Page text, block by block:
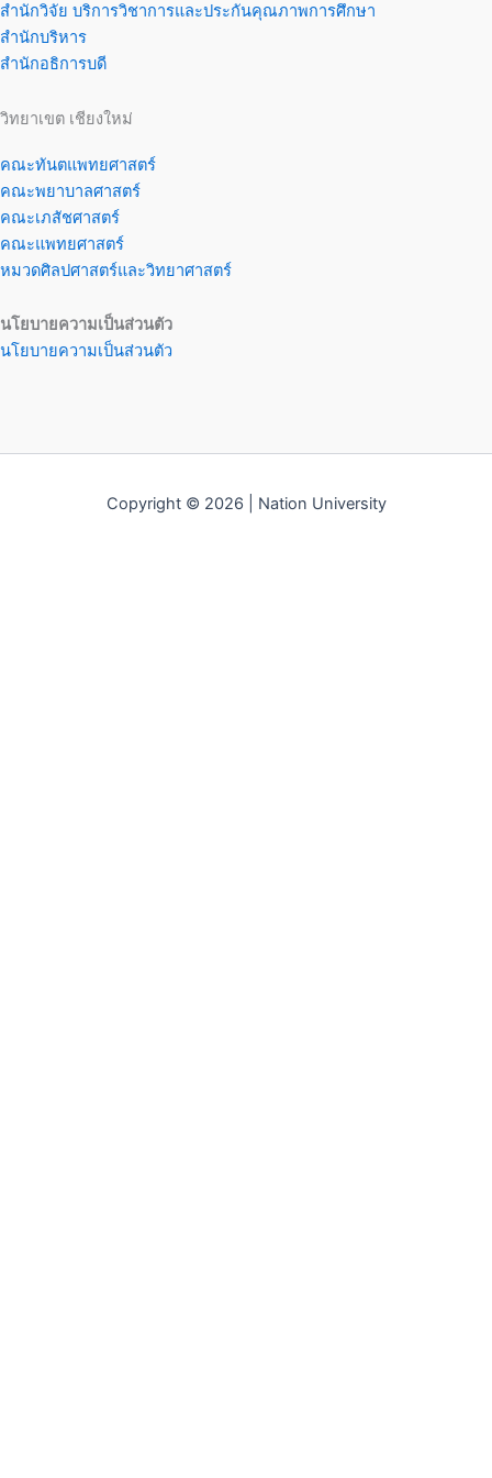
สำนักวิจัย บริการวิชาการและประกันคุณภาพการศึกษา
สำนักบริหาร
สำนักอธิการบดี
วิทยาเขต เชียงใหม่
คณะทันตแพทยศาสตร์
คณะพยาบาลศาสตร์
คณะเภสัชศาสตร์
คณะแพทยศาสตร์
หมวดศิลปศาสตร์และวิทยาศาสตร์
นโยบายความเป็นส่วนตัว
นโยบายความเป็นส่วนตัว
Copyright © 2026 | Nation University